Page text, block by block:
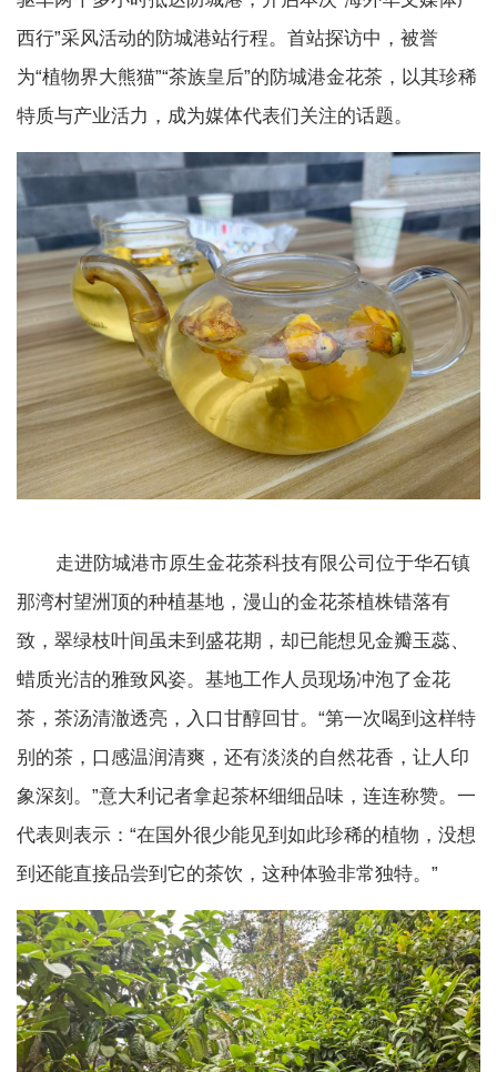
西行”采风活动的防城港站行程。首站探访中，被誉
为“植物界大熊猫”“茶族皇后”的防城港金花茶，以其珍稀
特质与产业活力，成为媒体代表们关注的话题。
走进防城港市原生金花茶科技有限公司位于华石镇
那湾村望洲顶的种植基地，漫山的金花茶植株错落有
致，翠绿枝叶间虽未到盛花期，却已能想见金瓣玉蕊、
蜡质光洁的雅致风姿。基地工作人员现场冲泡了金花
茶，茶汤清澈透亮，入口甘醇回甘。“第一次喝到这样特
别的茶，口感温润清爽，还有淡淡的自然花香，让人印
象深刻。”意大利记者拿起茶杯细细品味，连连称赞。一
代表则表示：“在国外很少能见到如此珍稀的植物，没想
到还能直接品尝到它的茶饮，这种体验非常独特。”